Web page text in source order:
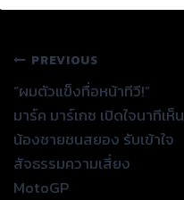
แนะแนว
เรื่อง
PREVIOUS
“ผมตัวแข็งทื่อหน้าทีวี!”
มาร์ค มาร์เกซ เปิดใจนาทีเห็น
น้องชายชนสยอง รับเข้าใจ
สัจธรรมความเสี่ยง
MotoGP